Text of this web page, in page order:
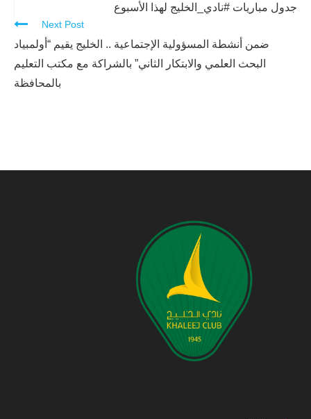
Reading
جدول مباريات #نادي_الخليج لهذا الأسبوع
Next Post
ضمن أنشطة المسؤولية الإجتماعية .. الخليج يقيم “أولمبياد
البحث العلمي والابتكار الثاني” بالشراكة مع مكتب التعليم
بالمحافظة